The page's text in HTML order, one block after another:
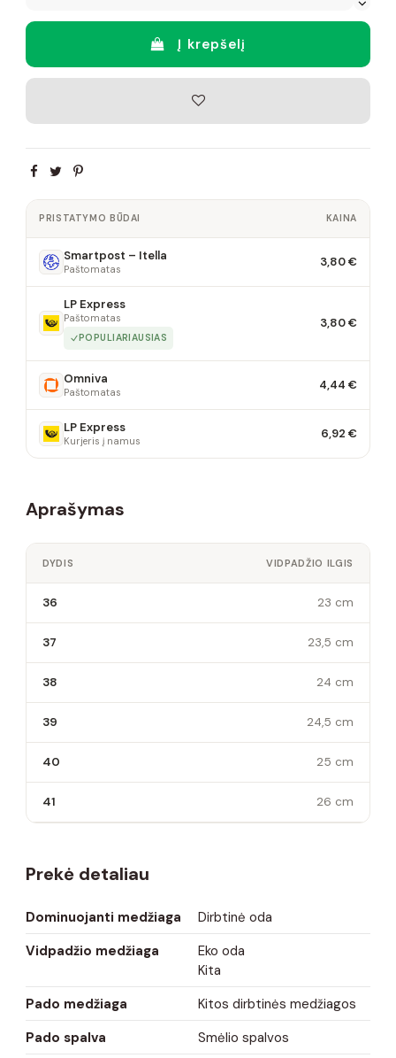
Į krepšelį
PRISTATYMO BŪDAI KAINA
Smartpost – Itella
Paštomatas 3,80 €
LP Express
Paštomatas
POPULIARIAUSIAS
3,80 €
Omniva
Paštomatas 4,44 €
LP Express
Kurjeris į namus 6,92 €
Aprašymas
DYDIS VIDPADŽIO ILGIS
36 23 cm
37 23,5 cm
38 24 cm
39 24,5 cm
40 25 cm
41 26 cm
Prekė detaliau
Dominuojanti medžiaga
Dirbtinė oda
Vidpadžio medžiaga
Eko oda
Kita
Pado medžiaga
Kitos dirbtinės medžiagos
Pado spalva
Smėlio spalvos